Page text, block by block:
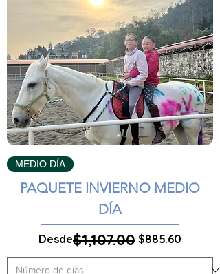
MEDIO DÍA
PAQUETE INVIERNO MEDIO
DÍA
Desde
Precio$1,107.00 $885.60
Precio de oferta